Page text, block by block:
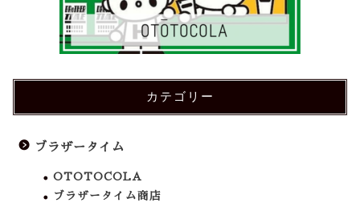
カテゴリー
ブラザータイム
OTOTOCOLA
ブラザータイム商店